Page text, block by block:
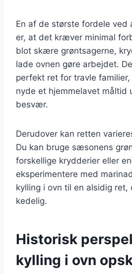
En af de største fordele ved
er, at det kræver minimal
blot skære grøntsagerne,
lade ovnen gøre arbejdet.
perfekt ret for travle
nyde et hjemmelavet måltid
besvær.
Derudover kan retten
Du kan bruge sæsonens
forskellige krydderier eller
eksperimentere med
kylling i ovn til en alsidig ret,
kedelig.
Historisk
kylling i ovn